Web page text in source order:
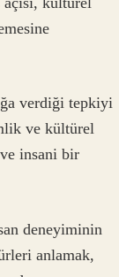
verdiği tepkiyi
ve kültürel
insani bir
deneyiminin
anlamak,